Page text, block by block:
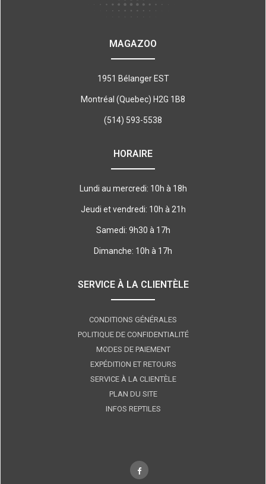
MAGAZOO
1951 Bélanger EST
Montréal (Quebec) H2G 1B8
(514) 593-5538
HORAIRE
Lundi au mercredi: 10h à 18h
Jeudi et vendredi: 10h à 21h
Samedi: 9h30 à 17h
Dimanche: 10h à 17h
SERVICE À LA CLIENTÈLE
CONDITIONS GÉNÉRALES
POLITIQUE DE CONFIDENTIALITÉ
MODES DE PAIEMENT
EXPÉDITION ET RETOURS
SERVICE À LA CLIENTÈLE
PLAN DU SITE
INFOS REPTILES